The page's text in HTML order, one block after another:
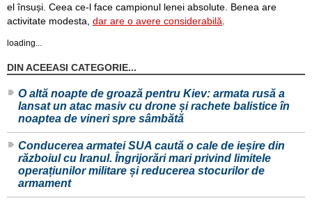
el însuși. Ceea ce-l face campionul lenei absolute. Benea are
activitate modesta, dar are o avere considerabilă.
loading...
DIN ACEEASI CATEGORIE...
O altă noapte de groază pentru Kiev: armata rusă a
lansat un atac masiv cu drone și rachete balistice în
noaptea de vineri spre sâmbătă
Conducerea armatei SUA caută o cale de ieșire din
războiul cu Iranul. Îngrijorări mari privind limitele
operațiunilor militare și reducerea stocurilor de
armament